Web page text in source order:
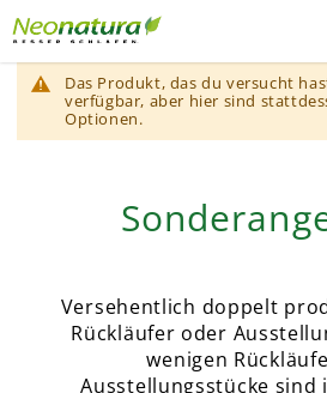
Das Produkt, das du versucht
verfügbar, aber hier sind
Optionen.
Versehentlich doppelt
Rückläufer oder
wenigen
Ausstellungsstücke sind